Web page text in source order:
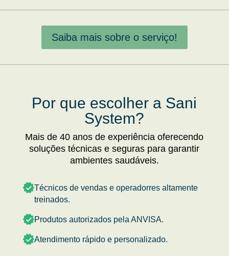
Saiba mais sobre o serviço!
Por que escolher a Sani
System?
Mais de 40 anos de experiência oferecendo
soluções técnicas e seguras para garantir
ambientes saudáveis.
Técnicos de vendas e operadorres altamente
treinados.
Produtos autorizados pela ANVISA.
Atendimento rápido e personalizado.